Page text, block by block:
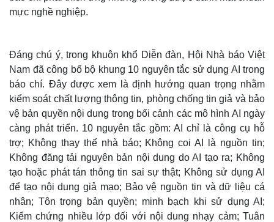
Thế giới
Quan sát
Cuộc sống đó đây
Hồ sơ
Multimedia
Video
Ảnh
E-Magazine
Infographic
mực nghề nghiệp.
Đáng chú ý, trong khuôn khổ Diễn đàn, Hội Nhà báo Việt
Nam đã công bố bộ khung 10 nguyên tắc sử dụng AI trong
báo chí. Đây được xem là định hướng quan trọng nhằm
kiểm soát chất lượng thông tin, phòng chống tin giả và bảo
vệ bản quyền nội dung trong bối cảnh các mô hình AI ngày
càng phát triển. 10 nguyên tắc gồm: AI chỉ là công cụ hỗ
trợ; Không thay thế nhà báo; Không coi AI là nguồn tin;
Không đăng tải nguyên bản nội dung do AI tạo ra; Không
tạo hoặc phát tán thông tin sai sự thật; Không sử dụng AI
để tạo nội dung giả mạo; Bảo vệ nguồn tin và dữ liệu cá
nhân; Tôn trọng bản quyền; minh bạch khi sử dụng AI;
Kiểm chứng nhiều lớp đối với nội dung nhạy cảm; Tuân